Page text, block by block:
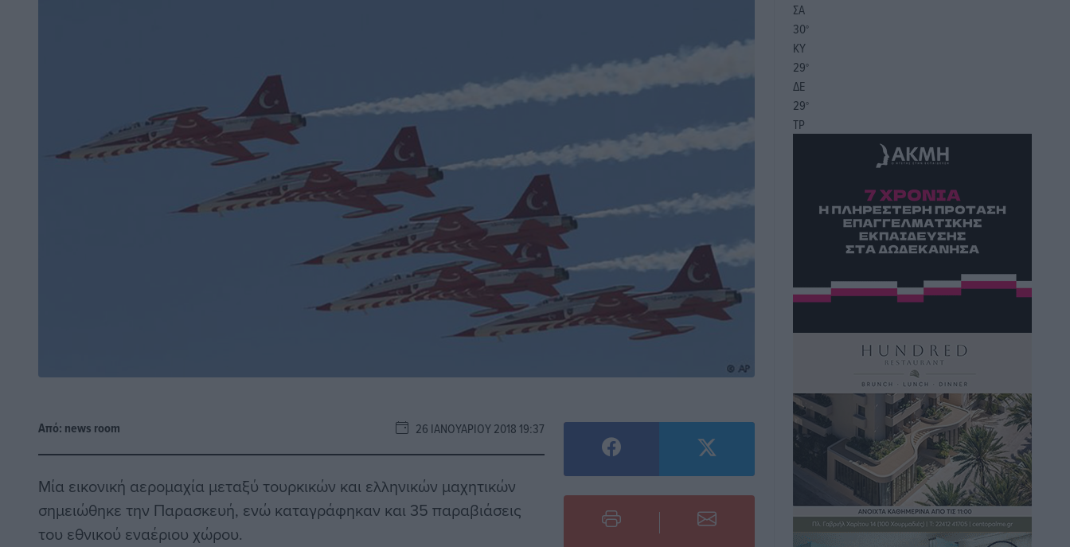
Από: news room 26 ΙΑΝΟΥΑΡΊΟΥ 2018 19:37
Μία εικονική αερομαχία μεταξύ τουρκικών και ελληνικών μαχητικών
σημειώθηκε την Παρασκευή, ενώ καταγράφηκαν και 35 παραβιάσεις
του εθνικού εναέριου χώρου.
ΣΑ
30°
ΚΥ
29°
ΔΕ
29°
ΤΡ